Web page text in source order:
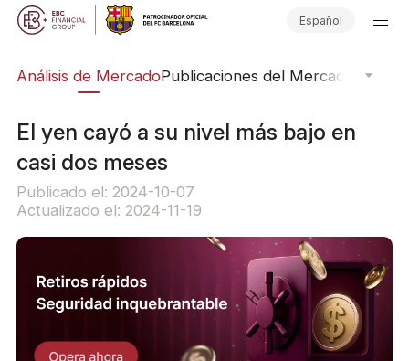
Español
Análisis de MercadoPublicaciones del Mercado
El yen cayó a su nivel más bajo en
casi dos meses
Publicado el: 2024-10-07
Actualizado el: 2024-11-19